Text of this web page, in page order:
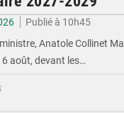
Publié à 10h45
Anatole Collinet
6 août, devant les…